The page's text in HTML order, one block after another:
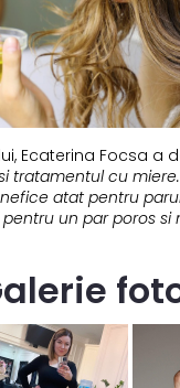
Ecaterina Focsa a
tratamentul cu
atat pentru
un par poros si